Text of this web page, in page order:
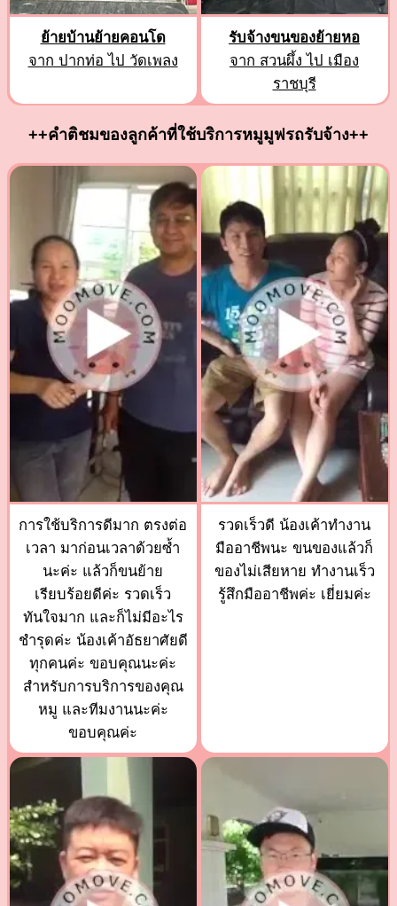
ย้ายบ้านย้ายคอนโด
จาก ปากท่อ ไป วัดเพลง
รับจ้างขนของย้ายหอ
จาก สวนผึ้ง ไป เมือง
ราชบุรี
++คำติชมของลูกค้าที่ใช้บริการหมูมูฟรถรับจ้าง++
การใช้บริการดีมาก ตรงต่อ
เวลา มาก่อนเวลาด้วยซ้ำ
นะค่ะ แล้วก็ขนย้าย
เรียบร้อยดีค่ะ รวดเร็ว
ทันใจมาก และก็ไม่มีอะไร
ชำรุดค่ะ น้องเค้าอัธยาศัยดี
ทุกคนค่ะ ขอบคุณนะค่ะ
สำหรับการบริการของคุณ
หมู และทีมงานนะค่ะ
ขอบคุณค่ะ
รวดเร็วดี น้องเค้าทำงาน
มืออาชีพนะ ขนของแล้วก็
ของไม่เสียหาย ทำงานเร็ว
รู้สึกมืออาชีพค่ะ เยี่ยมค่ะ